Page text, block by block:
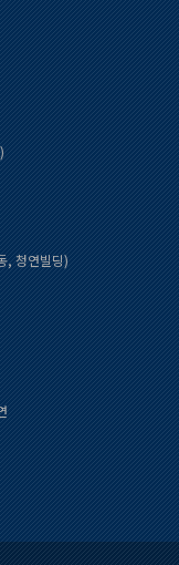
, 청연빌딩)